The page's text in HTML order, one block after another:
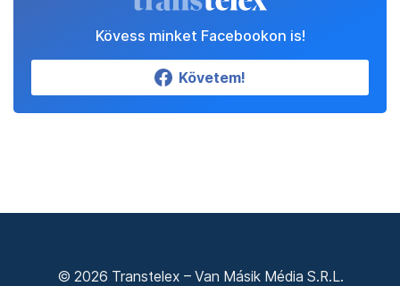
Kövess minket Facebookon is!
Követem!
© 2026 Transtelex – Van Másik Média S.R.L.